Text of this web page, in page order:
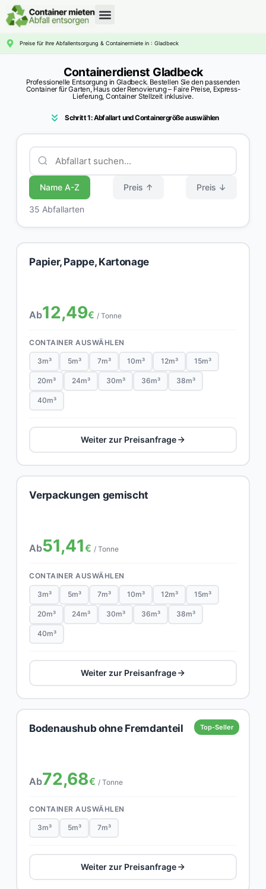
Preise für Ihre Abfallentsorgung & Containermiete in : Gladbeck
Containerdienst Gladbeck
Professionelle Entsorgung in Gladbeck. Bestellen Sie den passenden
Container für Garten, Haus oder Renovierung – Faire Preise, Express-
Lieferung, Container Stellzeit inklusive.
Schritt 1: Abfallart und Containergröße auswählen
Name A-Z Preis ↑ Preis ↓
35 Abfallarten
Papier, Pappe, Kartonage
Ab12,49€ / Tonne
CONTAINER AUSWÄHLEN
3m³ 5m³ 7m³ 10m³ 12m³ 15m³
20m³ 24m³ 30m³ 36m³ 38m³
40m³
Weiter zur Preisanfrage
Verpackungen gemischt
Ab51,41€ / Tonne
CONTAINER AUSWÄHLEN
3m³ 5m³ 7m³ 10m³ 12m³ 15m³
20m³ 24m³ 30m³ 36m³ 38m³
40m³
Weiter zur Preisanfrage
Top-Seller
Bodenaushub ohne Fremdanteil
Ab72,68€ / Tonne
CONTAINER AUSWÄHLEN
3m³ 5m³ 7m³
Weiter zur Preisanfrage